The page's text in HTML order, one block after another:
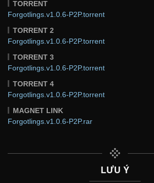
TORRENT
Forgotlings.v1.0.6-P2P.torrent
TORRENT 2
Forgotlings.v1.0.6-P2P.torrent
TORRENT 3
Forgotlings.v1.0.6-P2P.torrent
TORRENT 4
Forgotlings.v1.0.6-P2P.torrent
MAGNET LINK
Forgotlings.v1.0.6-P2P.rar
LƯU Ý